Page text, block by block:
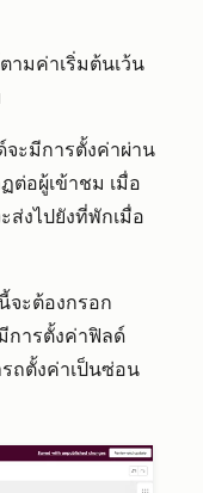
ามค่าเริ่มต้นเว้น
จะมีการตั้งค่าผ่าน
ต่อผู้เข้าชม เมื่อ
ส่งไปยังที่พักเมื่อ
จะต้องกรอก
การตั้งค่าฟิลด์
ถตั้งค่าเป็นซ่อน